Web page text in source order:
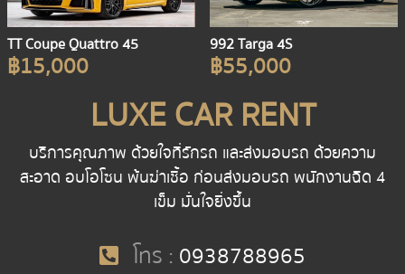
TT Coupe Quattro 45
฿15,000
992 Targa 4S
฿55,000
LUXE CAR RENT
บริการคุณภาพ ด้วยใจที่รักรถ และส่งมอบรถ ด้วยความ
สะอาด อบโอโซน พ้นฆ่าเชื้อ ก่อนส่งมอบรถ พนักงานฉีด 4
เข็ม มั่นใจยิ่งขึ้น
โทร : 0938788965